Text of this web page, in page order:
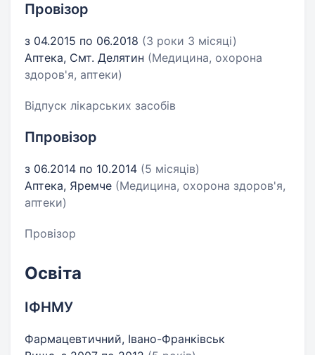
Провізор
з 04.2015 по 06.2018 (3 роки 3 місяці)
Аптека, Смт. Делятин (Медицина, охорона
здоров'я, аптеки)
Відпуск лікарських засобів
Ппровізор
з 06.2014 по 10.2014 (5 місяців)
Аптека, Яремче (Медицина, охорона здоров'я,
аптеки)
Провізор
Освіта
ІФНМУ
Фармацевтичний, Івано-Франківськ